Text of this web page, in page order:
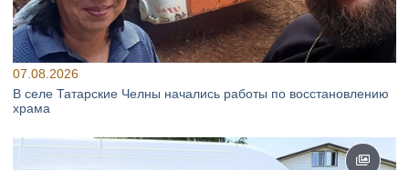
07.08.2026
В селе Татарские Челны начались работы по восстановлению
храма